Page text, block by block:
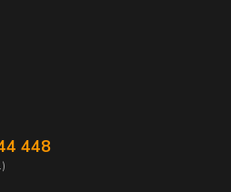
448